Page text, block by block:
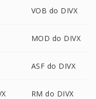
VOB do DIVX
MOD do DIVX
ASF do DIVX
RM do DIVX